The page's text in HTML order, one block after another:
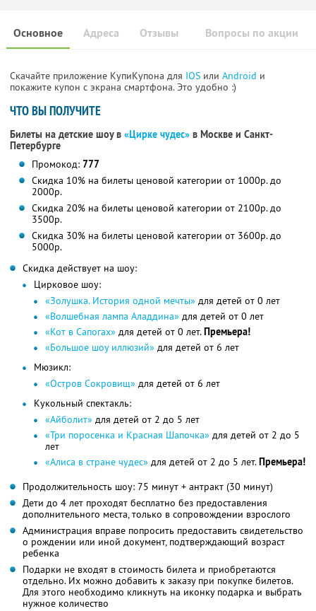
Основное Отзывы Вопросы по акции
Адреса
Скачайте приложение КупиКупона для IOS или Android и
покажите купон с экрана смартфона. Это удобно :)
ЧТО ВЫ ПОЛУЧИТЕ
Билеты на детские шоу в «Цирке чудес» в Москве и Санкт-
Петербурге
Промокод: 777
Скидка 10% на билеты ценовой категории от 1000р. до
2000р.
Скидка 20% на билеты ценовой категории от 2100р. до
3500р.
Скидка 30% на билеты ценовой категории от 3600р. до
5000р.
Скидка действует на шоу:
Цирковое шоу:
«Золушка. История одной мечты» для детей от 0 лет
«Волшебная лампа Аладдина» для детей от 0 лет
«Кот в Сапогах» для детей от 0 лет.Премьера!
«Большое шоу иллюзий» для детей от 6 лет
Мюзикл:
«Остров Сокровищ» для детей от 6 лет
Кукольный спектакль:
«Айболит» для детей от 2 до 5 лет
«Три поросенка и Красная Шапочка» для детей от 2 до 5
лет
«Алиса в стране чудес» для детей от 2 до 5 лет.Премьера!
Продолжительность шоу: 75 минут + антракт (30 минут)
Дети до 4 лет проходят бесплатно без предоставления
дополнительного места, только в сопровождении взрослого
Администрация вправе попросить предоставить свидетельство
о рождении или иной документ, подтверждающий возраст
ребенка
Подарки не входят в стоимость билета и приобретаются
отдельно. Их можно добавить к заказу при покупке билетов.
Для этого необходимо кликнуть на иконку подарка и выбрать
нужное количество